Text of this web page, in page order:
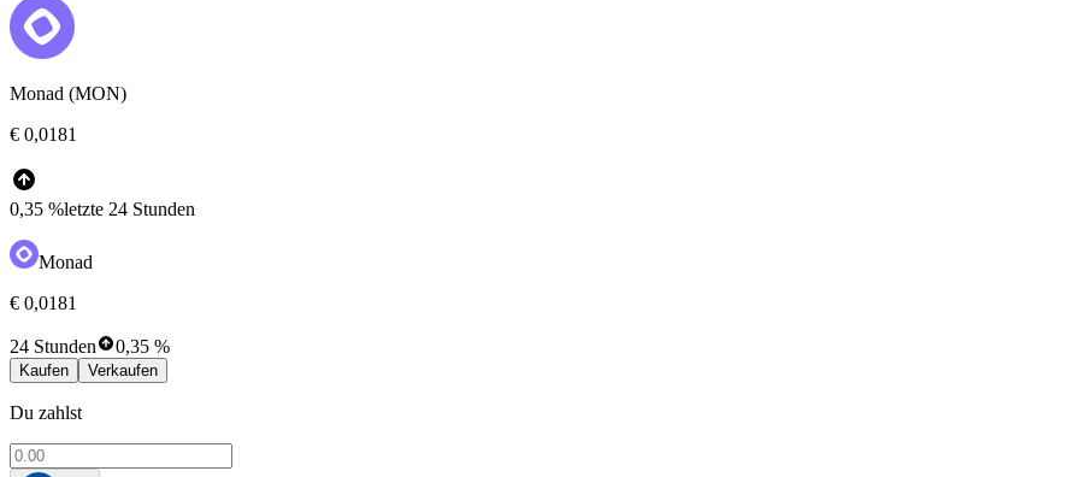
Monad (MON)
€ 0,0181
0,35 %letzte 24 Stunden
Monad
€ 0,0181
24 Stunden 0,35 %
Kaufen Verkaufen
Du zahlst